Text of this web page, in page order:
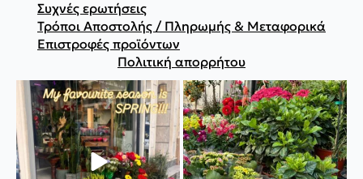
Συχνές ερωτήσεις
Τρόποι Αποστολής / Πληρωμής & Μεταφορικά
Επιστροφές προϊόντων
Πολιτική απορρήτου
#spring #plants #instalike
#instagood...
33 0
🌺🌸🌼
#fytopolio #pireus #spring
#itsspring...
16 0